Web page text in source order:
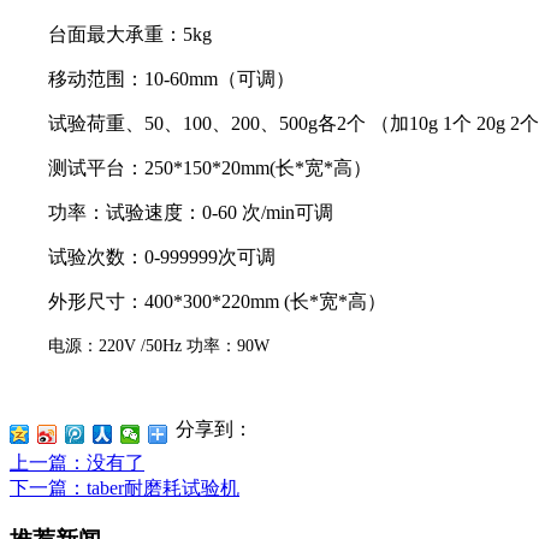
台面最大承重： 5kg
移动范围： 10-60mm （可调）
试验荷重、 50 100 200 500g各2个 （加10g 1个 20g 2
测试平台： 250*150*20mm(长*宽*高）
功率：试验速度： 0-60 次/min可调
试验次数： 0-999999次可调
外形尺寸： 400*300*220mm (长*宽*高）
电源： 220V /50Hz 功率： 90W
分享到：
上一篇 ：没有了
下一篇 ：taber耐磨耗试验机